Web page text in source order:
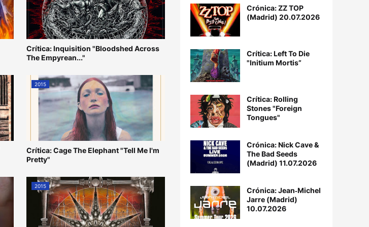
Crítica: Inquisition "Bloodshed Across
The Empyrean..."
2015
Crítica: Cage The Elephant "Tell Me I'm
Pretty"
2015
Crónica: ZZ TOP
(Madrid) 20.07.2026
Crítica: Left To Die
"Initium Mortis”
Crítica: Rolling
Stones "Foreign
Tongues"
Crónica: Nick Cave &
The Bad Seeds
(Madrid) 11.07.2026
Crónica: Jean‐Michel
Jarre (Madrid)
10.07.2026